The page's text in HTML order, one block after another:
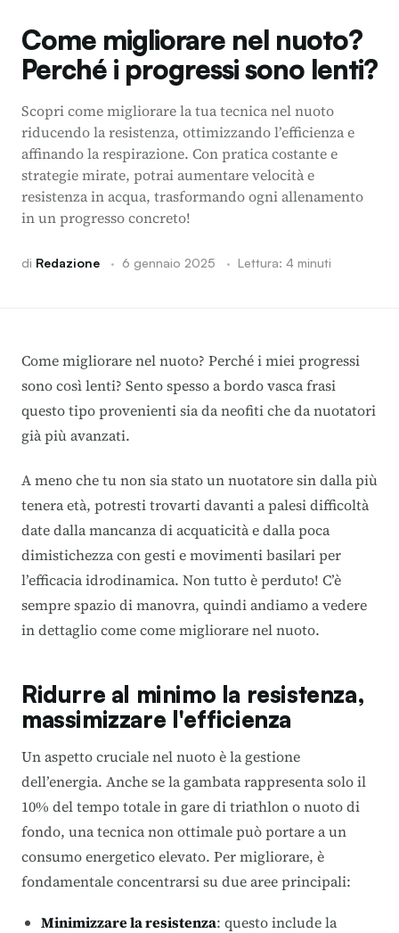
Come migliorare nel nuoto?
Perché i progressi sono lenti?
Scopri come migliorare la tua tecnica nel nuoto
riducendo la resistenza, ottimizzando l’efficienza e
affinando la respirazione. Con pratica costante e
strategie mirate, potrai aumentare velocità e
resistenza in acqua, trasformando ogni allenamento
in un progresso concreto!
di Redazione · 6 gennaio 2025 · Lettura: 4 minuti
Come migliorare nel nuoto? Perché i miei progressi
sono così lenti? Sento spesso a bordo vasca frasi
questo tipo provenienti sia da neofiti che da nuotatori
già più avanzati.
A meno che tu non sia stato un nuotatore sin dalla più
tenera età, potresti trovarti davanti a palesi difficoltà
date dalla mancanza di acquaticità e dalla poca
dimistichezza con gesti e movimenti basilari per
l’efficacia idrodinamica. Non tutto è perduto! C’è
sempre spazio di manovra, quindi andiamo a vedere
in dettaglio come come migliorare nel nuoto.
Ridurre al minimo la resistenza,
massimizzare l'efficienza
Un aspetto cruciale nel nuoto è la gestione
dell’energia. Anche se la gambata rappresenta solo il
10% del tempo totale in gare di triathlon o nuoto di
fondo, una tecnica non ottimale può portare a un
consumo energetico elevato. Per migliorare, è
fondamentale concentrarsi su due aree principali:
Minimizzare la resistenza: questo include la